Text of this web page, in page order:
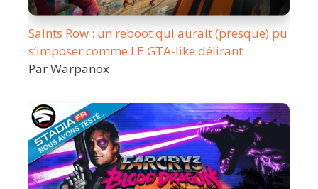
Saints Row : un reboot qui aurait (presque) pu
s’imposer comme LE GTA-like délirant
Par Warpanox